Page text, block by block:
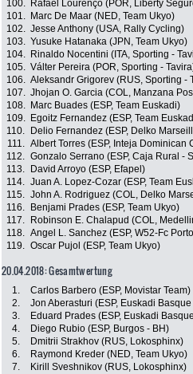
100.
Rafael Lourenço (POR, Liberty
101.
Marc De Maar (NED, Team Ukyo)
102. Jesse Anthony (USA, Rally Cycling)
103. Yusuke Hatanaka (JPN, Team Ukyo)
104.
Rinaldo Nocentini (ITA, Sporting -
105. Válter Pereira (POR, Sporting -
106. Aleksandr Grigorev (RUS, Sporting -
107. Jhojan O. Garcia (COL, Manzana
108.
Marc Buades (ESP, Team Euskadi)
109.
Egoitz Fernandez (ESP, Team
110.
Delio Fernandez (ESP, Delko
111. Albert Torres (ESP, Inteja Dominican
112. Gonzalo Serrano (ESP, Caja Rural -
113.
David Arroyo (ESP, Efapel)
114. Juan A. Lopez-Cozar (ESP, Team
115. John A. Rodriguez (COL, Delko
116.
Benjami Prades (ESP, Team Ukyo)
117.
Robinson E. Chalapud (COL,
118. Angel L. Sanchez (ESP, W52-Fc
119. Oscar Pujol (ESP, Team Ukyo)
20.04.2018: Gesamtwertung
1. Carlos Barbero (ESP, Movistar Team)
2.
Jon Aberasturi (ESP, Euskadi
3.
Eduard Prades (ESP, Euskadi
4.
Diego Rubio (ESP, Burgos - BH)
5.
Dmitrii Strakhov (RUS, Lokosphinx)
6.
Raymond Kreder (NED, Team Ukyo)
7.
Kirill Sveshnikov (RUS, Lokosphinx)